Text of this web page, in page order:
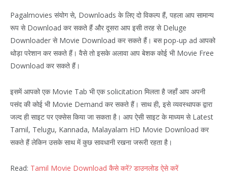
Pagalmovies संयोग से, Downloads के लिए दो विकल्प हैं, पहला आप सामान्य
रूप से Download कर सकते हैं और दूसरा आप इसी तरह से Deluge
Downloader से Movie Download कर सकते हैं। बस pop-up ad आपको
थोड़ा परेशान कर सकते हैं। वैसे तो इसके अलावा आप बेशक कोई भी Movie Free
Download कर सकते हैं।
इसमें आपको एक Movie Tab भी एक solicitation मिलता है जहाँ आप अपनी
पसंद की कोई भी Movie Demand कर सकते हैं। साथ ही, इसे व्यवस्थापक द्वारा
जल्द ही साइट पर एक्सेस किया जा सकता है। आप ऐसी साइट के माध्यम से Latest
Tamil, Telugu, Kannada, Malayalam HD Movie Download कर
सकते हैं लेकिन उसके साथ में कुछ सावधानी रखना जरूरी रहता है।
Read: Tamil Movie Download कैसे करें? डाउनलोड ऐसे करें